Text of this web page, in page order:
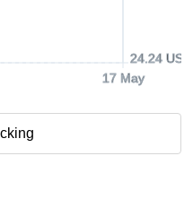
17 May
24.24 USD